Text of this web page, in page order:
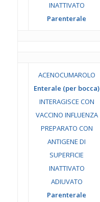
INATTIVATO
Parenterale
ACENOCUMAROLO
Enterale (per bocca)
INTERAGISCE CON
VACCINO INFLUENZA
PREPARATO CON
ANTIGENE DI
SUPERFICIE
INATTIVATO
ADIUVATO
Parenterale